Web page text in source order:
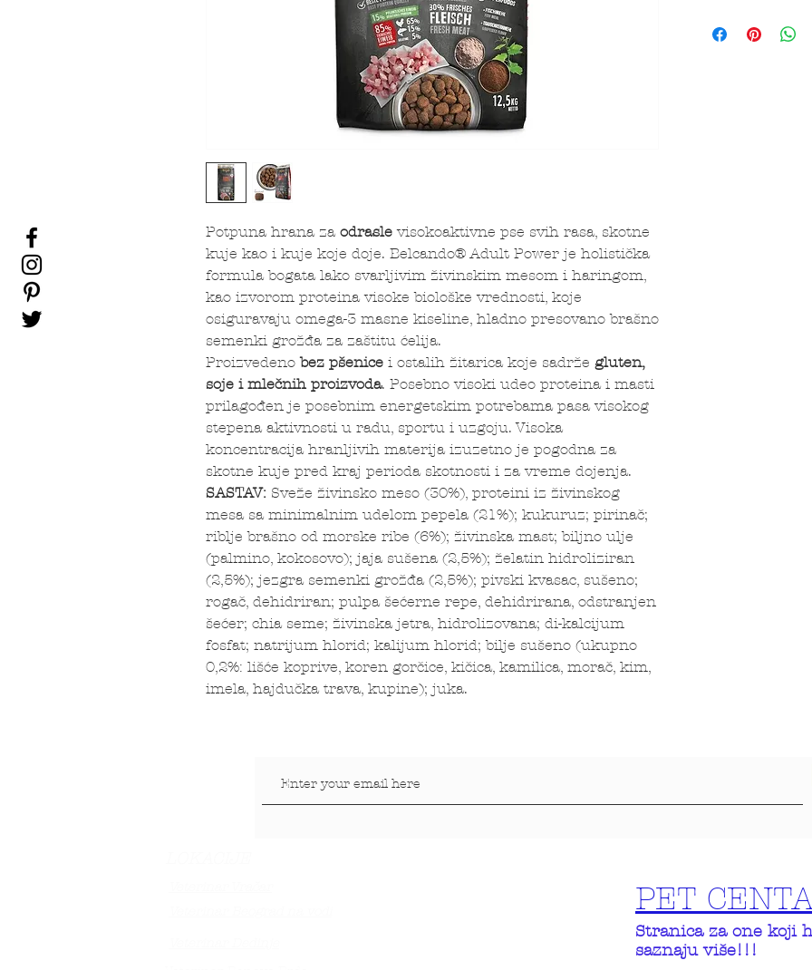
Potpuna hrana za odrasle visokoaktivne pse svih rasa, skotne
kuje kao i kuje koje doje. Belcando® Adult Power je holistička
formula bogata lako svarljivim živinskim mesom i haringom,
kao izvorom proteina visoke biološke vrednosti, koje
osiguravaju omega-3 masne kiseline, hladno presovano brašno
semenki grožđa za zaštitu ćelija.
Proizvedenobez pšenice i ostalih žitarica koje sadrže gluten,
soje i mlečnih proizvoda. Posebno visoki udeo proteina i masti
prilagođen je posebnim energetskim potrebama pasa visokog
stepena aktivnosti u radu, sportu i uzgoju. Visoka
koncentracija hranljivih materija izuzetno je pogodna za
skotne kuje pred kraj perioda skotnosti i za vreme dojenja.
SASTAV: Sveže živinsko meso (30%), proteini iz živinskog
mesa sa minimalnim udelom pepela (21%); kukuruz; pirinač;
riblje brašno od morske ribe (6%); živinska mast; biljno ulje
(palmino, kokosovo); jaja sušena (2,5%); želatin hidroliziran
(2,5%); jezgra semenki grožđa (2,5%); pivski kvasac, sušeno;
rogač, dehidriran; pulpa šećerne repe, dehidrirana, odstranjen
šećer; chia seme; živinska jetra, hidrolizovana; di-kalcijum
fosfat; natrijum hlorid; kalijum hlorid; bilje sušeno (ukupno
0,2%: lišće koprive, koren gorčice, kičica, kamilica, morač, kim,
imela, hajdučka trava, kupine); juka.
PET
Stranica za one koji
saznaju više!!!